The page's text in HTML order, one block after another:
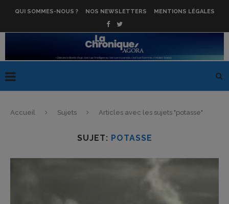
QUI SOMMES-NOUS ? NOS NEWSLETTERS MENTIONS LÉGALES
Accueil Sujets Articles avec les sujets "potasse"
SUJET: POTASSE